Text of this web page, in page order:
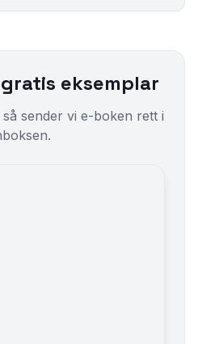
eksemplar
sender vi e-boken rett i